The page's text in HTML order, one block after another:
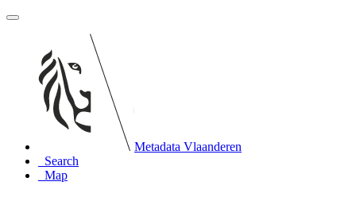
Metadata Vlaanderen
Search
Map